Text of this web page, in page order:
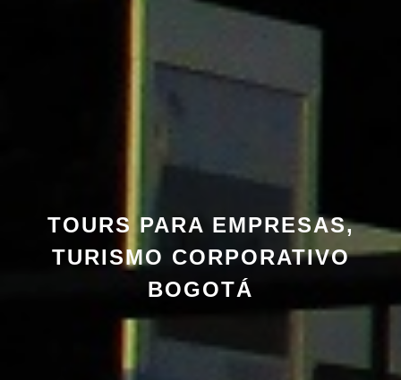
TOURS PARA EMPRESAS,
TURISMO CORPORATIVO
BOGOTÁ